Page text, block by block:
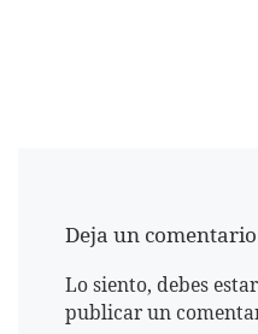
Deja un comentario
Lo siento, debes estar
publicar un